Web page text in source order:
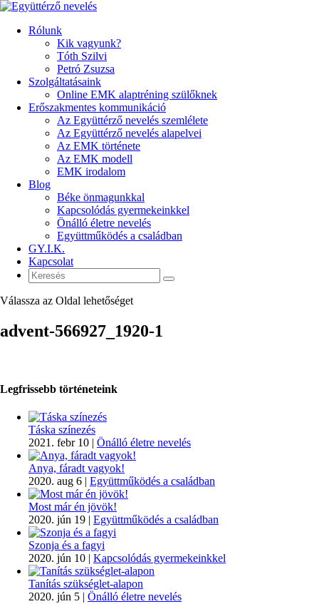
Rólunk
Kik vagyunk?
Tóth Szilvi
Petró Zsuzsa
Szolgáltatásaink
Online EMK alaptréning szülőknek
Erőszakmentes kommunikáció
Az Együttérző nevelés szemlélete
Az Együttérző nevelés alapelvei
Az EMK története
Az EMK modell
EMK irodalom
Blog
Béke önmagunkkal
Kapcsolódás gyermekeinkkel
Önálló életre nevelés
Együttműködés a családban
GY.I.K.
Kapcsolat
Válassza az Oldal lehetőséget
advent-566927_1920-1
Legfrissebb történeteink
Táska színezés
2021. febr 10 | Önálló életre nevelés
Anya, fáradt vagyok!
2020. aug 6 | Együttműködés a családban
Most már én jövök!
2020. jún 19 | Együttműködés a családban
Szonja és a fagyi
2020. jún 10 | Kapcsolódás gyermekeinkkel
Tanítás szükséglet-alapon
2020. jún 5 | Önálló életre nevelés